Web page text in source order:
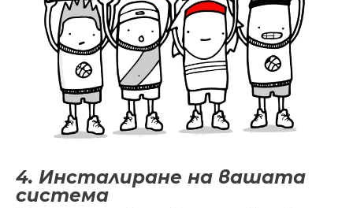
4. Инсталиране на вашата
система